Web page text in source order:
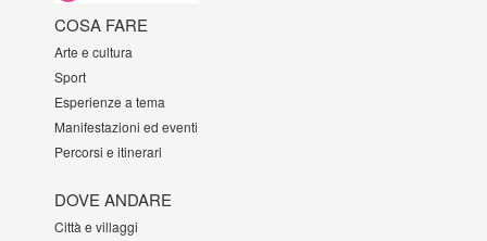
COSA FARE
Arte e cultura
Sport
Esperienze a tema
Manifestazioni ed eventi
Percorsi e itinerari
DOVE ANDARE
Città e villaggi